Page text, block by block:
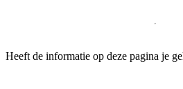
Heeft de informatie op deze pagina je